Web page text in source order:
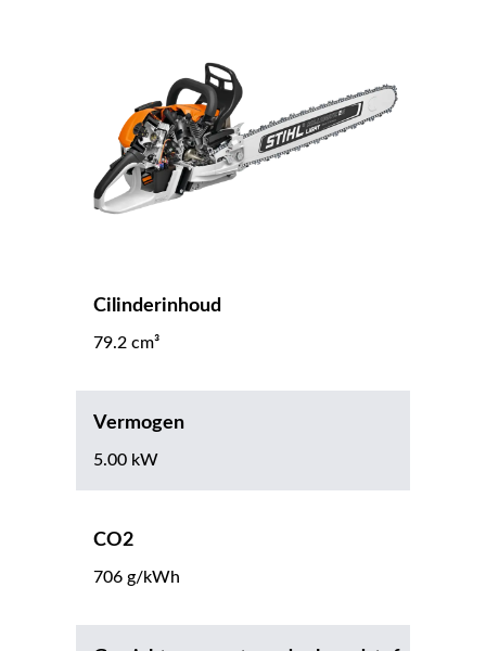
Cilinderinhoud
79.2 cm³
Vermogen
5.00 kW
CO2
706 g/kWh